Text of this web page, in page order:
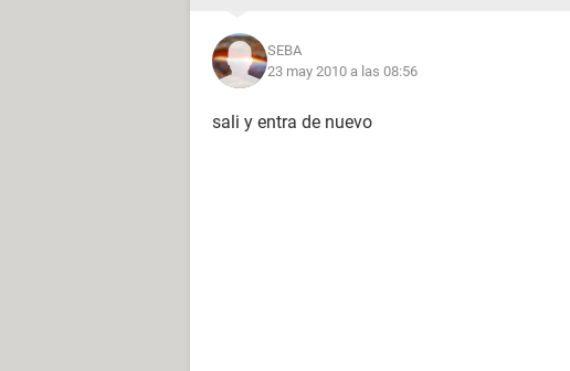
SEBA
23 may 2010 a las 08:56
sali y entra de nuevo